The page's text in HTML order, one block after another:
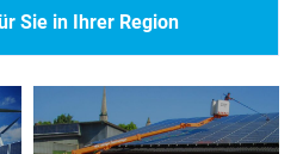
Sie in Ihrer Region